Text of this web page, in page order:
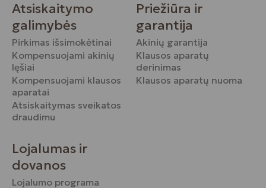
Atsiskaitymo
galimybės
Pirkimas išsimokėtinai
Kompensuojami akinių
lęšiai
Kompensuojami klausos
aparatai
Atsiskaitymas sveikatos
draudimu
Priežiūra ir
garantija
Akinių garantija
Klausos aparatų
derinimas
Klausos aparatų nuoma
Lojalumas ir
dovanos
Lojalumo programa